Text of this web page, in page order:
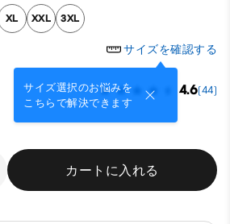
XL XXL 3XL
サイズを確認する
サイズ選択のお悩みを
こちらで解決できます
4.6(44)
カートに入れる